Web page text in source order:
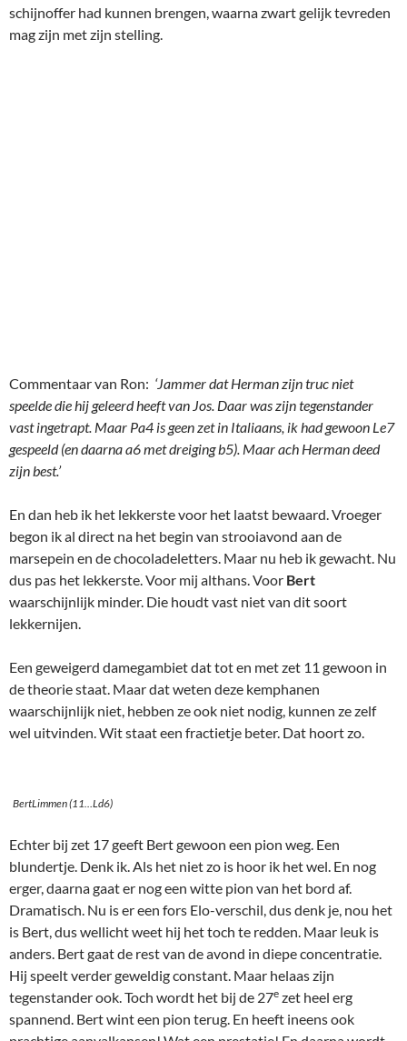
schijnoffer had kunnen brengen, waarna zwart gelijk tevreden
mag zijn met zijn stelling.
Commentaar van Ron: ‘Jammer dat Herman zijn truc niet
speelde die hij geleerd heeft van Jos. Daar was zijn tegenstander
vast ingetrapt. Maar Pa4 is geen zet in Italiaans, ik had gewoon Le7
gespeeld (en daarna a6 met dreiging b5). Maar ach Herman deed
zijn best.’
En dan heb ik het lekkerste voor het laatst bewaard. Vroeger
begon ik al direct na het begin van strooiavond aan de
marsepein en de chocoladeletters. Maar nu heb ik gewacht. Nu
dus pas het lekkerste. Voor mij althans. Voor Bert
waarschijnlijk minder. Die houdt vast niet van dit soort
lekkernijen.
Een geweigerd damegambiet dat tot en met zet 11 gewoon in
de theorie staat. Maar dat weten deze kemphanen
waarschijnlijk niet, hebben ze ook niet nodig, kunnen ze zelf
wel uitvinden. Wit staat een fractietje beter. Dat hoort zo.
BertLimmen (11…Ld6)
Echter bij zet 17 geeft Bert gewoon een pion weg. Een
blundertje. Denk ik. Als het niet zo is hoor ik het wel. En nog
erger, daarna gaat er nog een witte pion van het bord af.
Dramatisch. Nu is er een fors Elo-verschil, dus denk je, nou het
is Bert, dus wellicht weet hij het toch te redden. Maar leuk is
anders. Bert gaat de rest van de avond in diepe concentratie.
Hij speelt verder geweldig constant. Maar helaas zijn
tegenstander ook. Toch wordt het bij de 27e zet heel erg
spannend. Bert wint een pion terug. En heeft ineens ook